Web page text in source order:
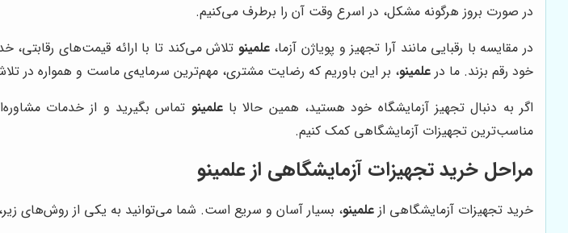
در صورت بروز هرگونه مشکل، در اسرع وقت آن را برطرف می‌کنیم.
در مقایسه با رقبایی مانند آرا تجهیز و پویاژن آزما،علمینو تلاش می‌کند تا با ارائه قیمت‌های
خود رقم بزند. ما در علمینو، بر این باوریم که رضایت مشتری، مهم‌ترین سرمایه‌ی ماست و همواره در
اگر به دنبال تجهیز آزمایشگاه خود هستید، همین حالا باعلمینو تماس بگیرید و از خدمات
مناسب‌ترین تجهیزات آزمایشگاهی کمک کنیم.
مراحل خرید تجهیزات آزمایشگاهی ازعلمینو
خرید تجهیزات آزمایشگاهی از علمینو، بسیار آسان و سریع است. شما می‌توانید به یکی از روش‌های زیر،